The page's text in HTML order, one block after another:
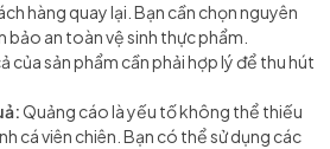
hàng quay lại. Bạn cần chọn nguyên
bảo an toàn vệ sinh thực phẩm.
của sản phẩm cần phải hợp lý để thu hút
Quảng cáo là yếu tố không thể thiếu
cá viên chiên. Bạn có thể sử dụng các